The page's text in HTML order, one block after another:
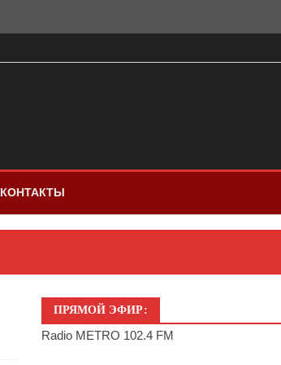
КОНТАКТЫ
ПРЯМОЙ ЭФИР:
Radio METRO 102.4 FM